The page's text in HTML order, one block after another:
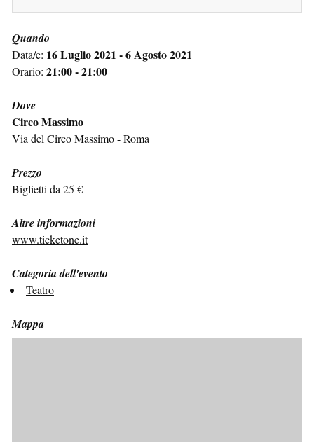
Quando
Data/e: 16 Luglio 2021 - 6 Agosto 2021
Orario: 21:00 - 21:00
Dove
Circo Massimo
Via del Circo Massimo - Roma
Prezzo
Biglietti da 25 €
Altre informazioni
www.ticketone.it
Categoria dell'evento
Teatro
Mappa